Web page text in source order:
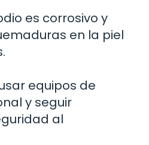
es corrosivo y
en la piel
equipos de
y seguir
al